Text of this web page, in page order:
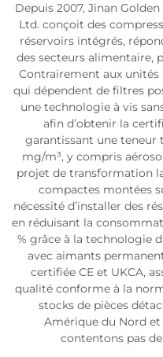
Depuis 2007, Jinan
Ltd. conçoit des
réservoirs intégrés,
des secteurs alimentaire,
Contrairement aux
qui dépendent de filtres
une technologie à vis
afin d’obtenir la
garantissant une teneur
mg/m³, y compris
projet de transformation
compactes montées
nécessité d’installer des
en réduisant la
% grâce à la technologie
avec aimants
certifiée CE et UKCA,
qualité conforme à la
stocks de pièces
Amérique du Nord et
contentons pas